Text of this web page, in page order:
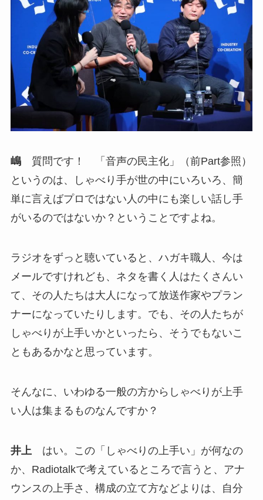
嶋質問です！ 「音声の民主化」（前Part参照）
というのは、しゃべり手が世の中にいろいろ、簡
単に言えばプロではない人の中にも楽しい話し手
がいるのではないか？ということですよね。
ラジオをずっと聴いていると、ハガキ職人、今は
メールですけれども、ネタを書く人はたくさんい
て、その人たちは大人になって放送作家やプラン
ナーになっていたりします。でも、その人たちが
しゃべりが上手いかといったら、そうでもないこ
ともあるかなと思っています。
そんなに、いわゆる一般の方からしゃべりが上手
い人は集まるものなんですか？
井上 はい。この「しゃべりの上手い」が何なの
か、Radiotalkで考えているところで言うと、アナ
ウンスの上手さ、構成の立て方などよりは、自分